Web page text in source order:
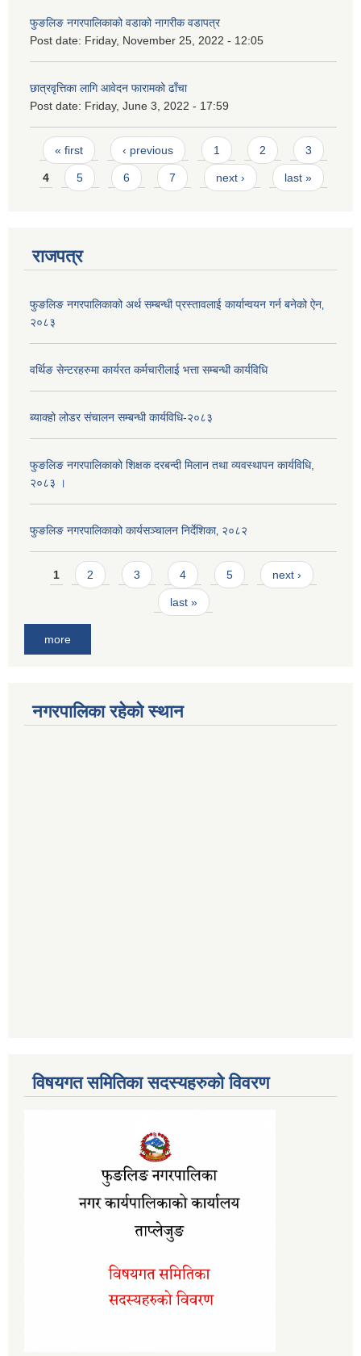
फुङलिङ नगरपालिकाको वडाको नागरीक वडापत्र
Post date: Friday, November 25, 2022 - 12:05
छात्रवृत्तिका लागि आवेदन फारामको ढाँचा
Post date: Friday, June 3, 2022 - 17:59
Pages
« first ‹ previous 1 2 3
4 5 6 7 next › last »
राजपत्र
फुङलिङ नगरपालिकाको अर्थ सम्बन्धी प्रस्तावलाई कार्यान्वयन गर्न बनेको ऐन‚
२०८३
वर्थिङ सेन्टरहरुमा कार्यरत कर्मचारीलाई भत्ता सम्बन्धी कार्यविधि
ब्याक्हो लोडर संचालन सम्बन्धी कार्यविधि-२०८३
फुङलिङ नगरपालिकाको शिक्षक दरबन्दी मिलान तथा व्यवस्थापन कार्यविधि,
२०८३ ।
फुङलिङ नगरपालिकाको कार्यसञ्चालन निर्देशिका‚ २०८२
Pages
1 2 3 4 5 next ›
last »
more
नगरपालिका रहेको स्थान
विषयगत समितिका सदस्यहरुको विवरण